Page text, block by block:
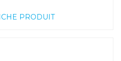
PRODUIT